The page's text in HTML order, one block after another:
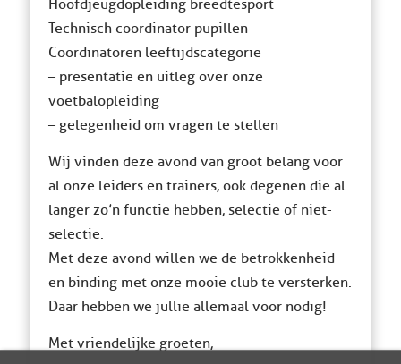
Hoofdjeugdopleiding breedtesport
Technisch coordinator pupillen
Coordinatoren leeftijdscategorie
– presentatie en uitleg over onze
voetbalopleiding
– gelegenheid om vragen te stellen
Wij vinden deze avond van groot belang voor
al onze leiders en trainers, ook degenen die al
langer zo’n functie hebben, selectie of niet-
selectie.
Met deze avond willen we de betrokkenheid
en binding met onze mooie club te versterken.
Daar hebben we jullie allemaal voor nodig!
Met vriendelijke groeten,